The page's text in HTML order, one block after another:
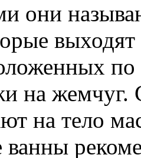
они
на жемчуг.
на тело